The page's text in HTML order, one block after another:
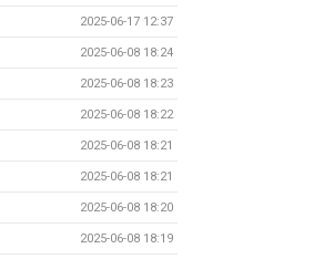
2025-06-17 12:37
2025-06-08 18:24
2025-06-08 18:23
2025-06-08 18:22
2025-06-08 18:21
2025-06-08 18:21
2025-06-08 18:20
2025-06-08 18:19